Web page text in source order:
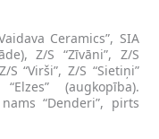
Ceramics”, SIA
Z/S “Zīvāni”, Z/S
S “Virši”, Z/S “Sietiņi”
(augkopība).
“Denderi”, pirts